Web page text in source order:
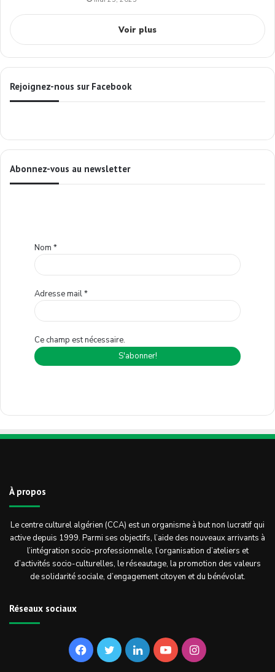
Voir plus
Rejoignez-nous sur Facebook
Abonnez-vous au newsletter
Nom *
Adresse mail*
Ce champ est nécessaire.
À propos
Le centre culturel algérien (CCA) est un organisme à but non lucratif qui
active depuis 1999. Parmi ses objectifs, l’aide des nouveaux arrivants à
l’intégration socio-professionnelle, l’organisation d’ateliers et
d’activités socio-culturelles, le réseautage, la promotion des valeurs
de solidarité sociale, d’engagement citoyen et du bénévolat.
Réseaux sociaux
FacebookTwitterLinkedinYouTubeInstagram